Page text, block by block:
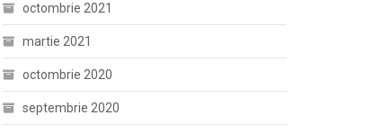
octombrie 2021
martie 2021
octombrie 2020
septembrie 2020